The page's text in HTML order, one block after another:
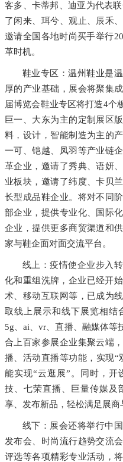
客多、卡蒂邦、迪亚为代表
了闲来、珥兮、观止、辰禾
邀请全国各地时尚买手举行
革时机。
鞋业专区：温州鞋业是
厚的产业基础，展会将聚集
届博览会鞋业专区将打造4个
巨一、大东为主的定制展区
料，设计，智能制造为主的
一可、铠越、凤羽等产业链
革企业，邀请了秀典、语妍
业板块，邀请了纬度、卡贝
长型成品鞋企业。将对不同
部企业，提供专业化、国际
企业，提供更多商贸渠道和
家与鞋企面对面交流平台。
线上：疫情使企业步入
化和重组洗牌，企业已经开
术、移动互联网等，已成为
取线上展示和线下展览相结
5g、ai、vr、直播、融媒体等
合上百家参展企业集聚云端
播、活动直播等功能，实现“
能实现“云逛展”。同时，
技、七荣直播、巨量传媒及
享、发布新品，轻松满足展商
线下：展会还将举行中
发布会、时尚流行趋势交流
评选等各项精彩专业活动，